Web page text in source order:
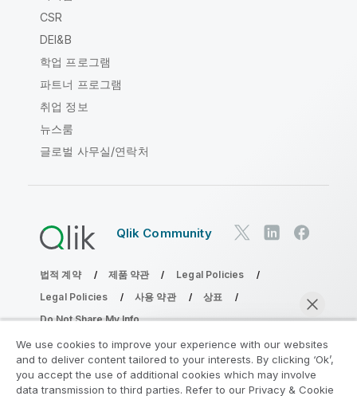
CSR
DEI&B
학업 프로그램
파트너 프로그램
취업 정보
뉴스룸
글로벌 사무실/연락처
Qlik Community
법적 계약 제품 약관
Legal Policies
Legal Policies
사용 약관
상표
Do Not Share My Info
Copyright © 1993-2026 QlikTech International AB. 무단 전재
및 복제를 금합니다.
We use cookies to improve your experience with our websites
and to deliver content tailored to your interests. By clicking ‘Ok’,
you accept the use of additional cookies which may involve
data transmission to third parties. Refer to our Privacy & Cookie